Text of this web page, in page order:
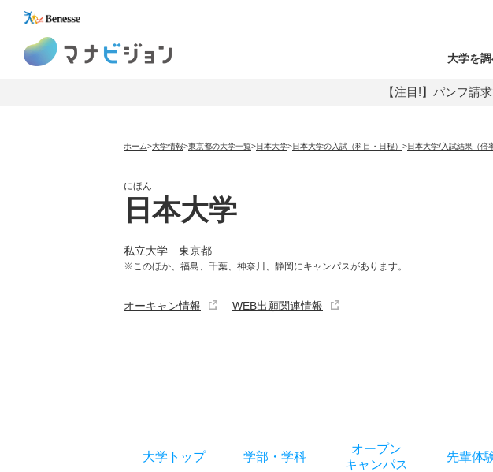
大学を
【注目!】パンフ請
ホーム>大学情報>東京都の大学一覧>日本大学>日本大学の入試（科目・日程） >日本大学/入試結果（倍
にほん
日本大学
私立大学 東京都
※このほか、福島、千葉、神奈川、静岡にキャンパスがあります。
オーキャン情報 WEB出願関連情報
大学トップ 学部 ・ 学科
オープン
キャンパス
先輩体